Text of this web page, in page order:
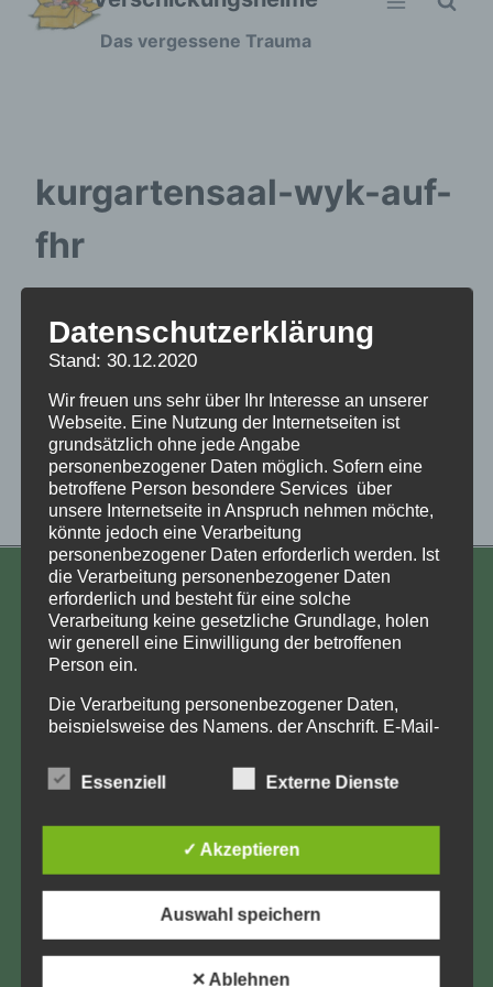
Zum
Das vergessene Trauma
kurgartensaal-wyk-auf-
fhr
KONTAKT
Aufarbeitung und Erforschung
Kinderverschickung e.V.
Anja Röhl
Kiehlufer 43
info@Verschickungsheime.de
Datenschutz
Datenschutzerklärung
Stand: 30.12.2020
Wir freuen uns sehr über Ihr Interesse an unserer
Webseite. Eine Nutzung der Internetseiten ist
grundsätzlich ohne jede Angabe
personenbezogener Daten möglich. Sofern eine
betroffene Person besondere Services über
unsere Internetseite in Anspruch nehmen möchte,
könnte jedoch eine Verarbeitung
personenbezogener Daten erforderlich werden. Ist
die Verarbeitung personenbezogener Daten
erforderlich und besteht für eine solche
Verarbeitung keine gesetzliche Grundlage, holen
wir generell eine Einwilligung der betroffenen
Person ein.
Die Verarbeitung personenbezogener Daten,
beispielsweise des Namens, der Anschrift, E-Mail-
Person, erfolgt stets im Einklang mit der
Datenschutz-Grundverordnung und in
Mittels dieser Datenschutzerklärung möchte unser
Unternehmen die Öffentlichkeit über Art, Umfang
verarbeiteten personenbezogenen Daten
informieren. Ferner werden betroffene Personen
mittels dieser Datenschutzerklärung über die ihnen
Essenziell Externe Dienste
✓ Akzeptieren
Auswahl speichern
✕ Ablehnen